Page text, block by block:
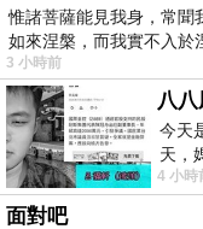
惟諸菩薩能見我身，常聞
如來涅槃，而我實不入於
3 小時前
今天
天，
理家
4 小時
面對吧